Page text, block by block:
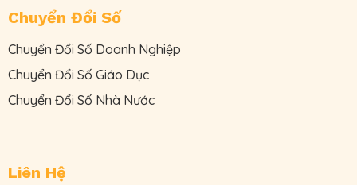
Chuyển Đổi Số
Chuyển Đổi Số Doanh Nghiệp
Chuyển Đổi Số Giáo Dục
Chuyển Đổi Số Nhà Nước
Liên Hệ